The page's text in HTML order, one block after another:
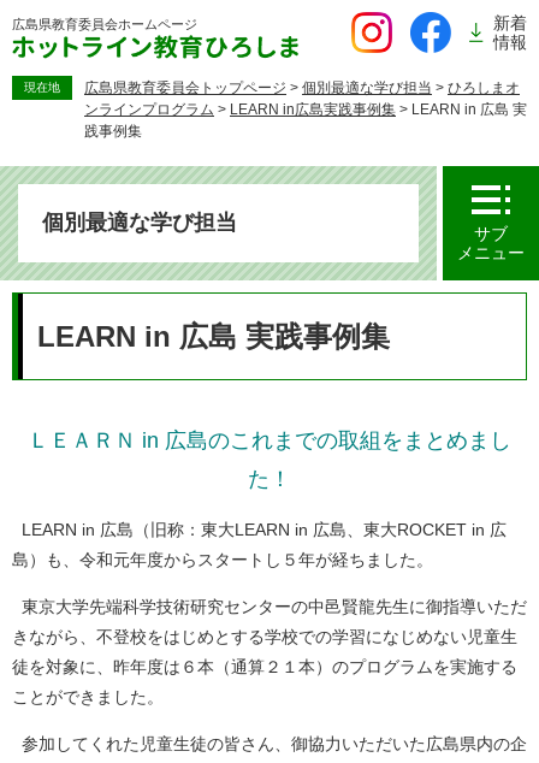
ー
で
す。
広島県教育委員会ホームページ
新着
情報
現在地 広島県教育委員会トップページ > 個別最適な学び担当 > ひろしまオ
ンラインプログラム > LEARN in広島実践事例集 > LEARN in 広島 実
践事例集
個別最適な学び担当
サブ
メニュー
LEARN in 広島 実践事例集
ＬＥＡＲＮ in 広島のこれまでの取組をまとめまし
た！
LEARN in 広島（旧称：東大LEARN in 広島、東大ROCKET in 広
島）も、令和元年度からスタートし５年が経ちました。
東京大学先端科学技術研究センターの中邑賢龍先生に御指導いただ
きながら、不登校をはじめとする学校での学習になじめない児童生
徒を対象に、昨年度は６本（通算２１本）のプログラムを実施する
ことができました。
参加してくれた児童生徒の皆さん、御協力いただいた広島県内の企